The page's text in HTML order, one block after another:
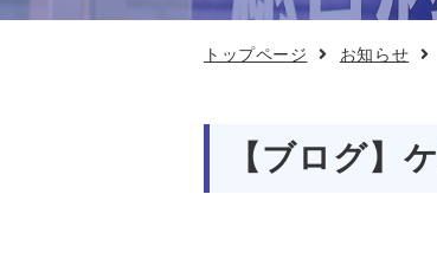
トップページ お知らせ
【ブログ】